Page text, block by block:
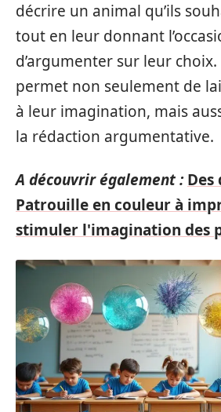
décrire un animal qu’ils
tout en leur donnant
d’argumenter sur leur
permet non seulement de
à leur imagination, mais
la rédaction argumentative.
A découvrir également : Des
Patrouille en couleur à
stimuler l'imagination des